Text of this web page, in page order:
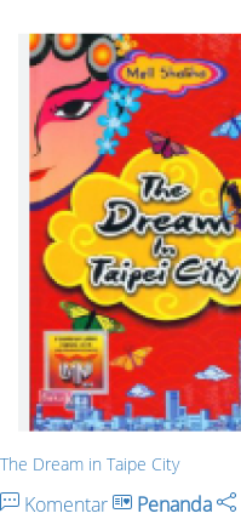
The Dream in Taipe City
Komentar Penanda